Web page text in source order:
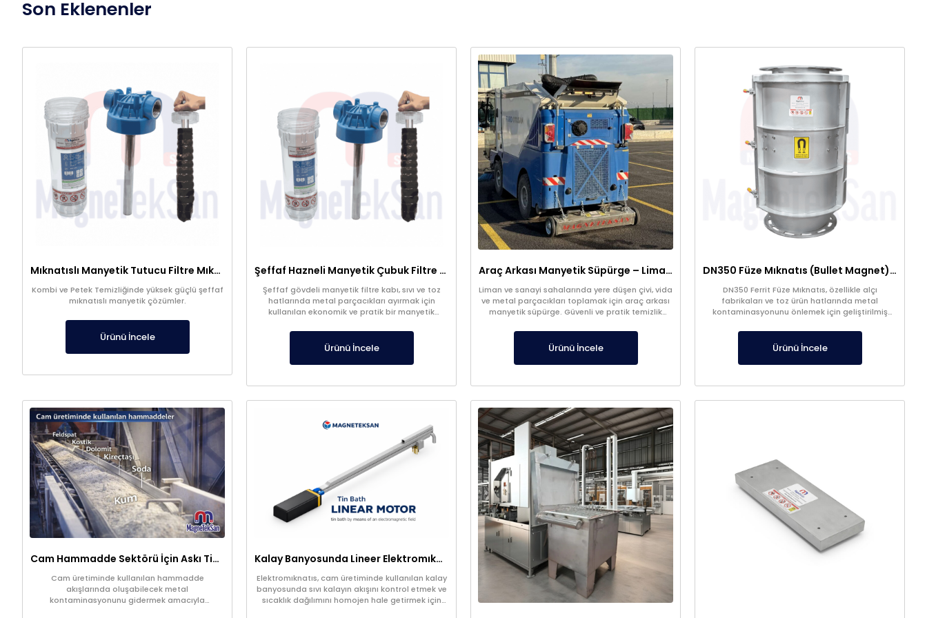
Son Eklenenler
Mıknatıslı Manyetik Tutucu Filtre Mıknatıs – Petek ve Kombi Temizliği
Kombi ve Petek Temizliğinde yüksek güçlü şeffaf
mıknatıslı manyetik çözümler.
Ürünü İncele
Şeffaf Hazneli Manyetik Çubuk Filtre – Ekonomik ve Yüksek Verimli Metal Tutucu
Şeffaf gövdeli manyetik filtre kabı, sıvı ve toz
hatlarında metal parçacıkları ayırmak için
kullanılan ekonomik ve pratik bir manyetik
kalitesini artırır ve ekipmanları korur.
Ürünü İncele
Araç Arkası Manyetik Süpürge – Liman, Fuar Alanı ve Otomotiv Fabrikaları İçin
Liman ve sanayi sahalarında yere düşen çivi, vida
ve metal parçacıkları toplamak için araç arkası
manyetik süpürge. Güvenli ve pratik temizlik
Ürünü İncele
DN350 Füze Mıknatıs (Bullet Magnet) – Toz ve Alçı Hatlarında Tıkanma Yapmaz Manyetik Seperatör
DN350 Ferrit Füze Mıknatıs, özellikle alçı
fabrikaları ve toz ürün hatlarında metal
kontaminasyonunu önlemek için geliştirilmiş
Ürünü İncele
Cam Hammadde Sektörü İçin Askı Tipi Neodimyum Plaka Mıknatıs | Yüksek Gauss Manyetik Separatör
Cam üretiminde kullanılan hammadde
akışlarında oluşabilecek metal
kontaminasyonunu gidermek amacıyla
Kalay Banyosunda Lineer Elektromıknatıs: Sıcaklık Homojenliği ve Oksit Temizleme
Elektromıknatıs, cam üretiminde kullanılan kalay
banyosunda sıvı kalayın akışını kontrol etmek ve
sıcaklık dağılımını homojen hale getirmek için